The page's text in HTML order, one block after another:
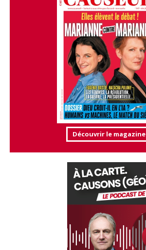
Découvrir le magazine